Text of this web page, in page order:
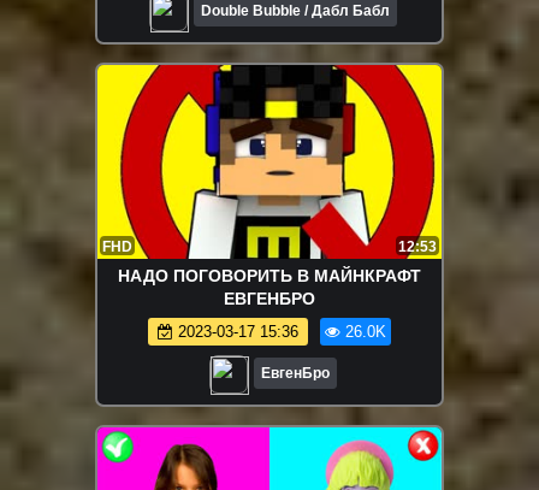
Double Bubble / Дабл Бабл
FHD 12:53
НАДО ПОГОВОРИТЬ В МАЙНКРАФТ
ЕВГЕНБРО
2023-03-17 15:36 26.0K
ЕвгенБро